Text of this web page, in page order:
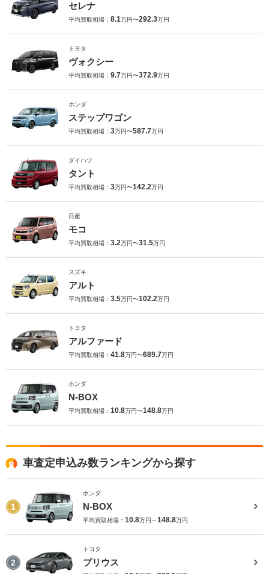
セレナ
平均買取相場： 8.1万円〜292.3万円
トヨタ
ヴォクシー
平均買取相場： 9.7万円〜372.9万円
ホンダ
ステップワゴン
平均買取相場： 3万円〜587.7万円
ダイハツ
タント
平均買取相場： 3万円〜142.2万円
日産
モコ
平均買取相場： 3.2万円〜31.5万円
スズキ
アルト
平均買取相場： 3.5万円〜102.2万円
トヨタ
アルファード
平均買取相場： 41.8万円〜689.7万円
ホンダ
N-BOX
平均買取相場： 10.8万円〜148.8万円
車査定申込み数ランキングから探す
1
ホンダ
N-BOX
平均買取相場： 10.8万円～148.8万円
2
トヨタ
プリウス